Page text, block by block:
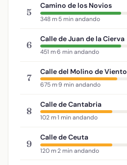
5
Camino de los Novios
348 m·5 min andando
6
Calle de Juan de la Cierva
451 m·6 min andando
7
Calle del Molino de Viento
675 m·9 min andando
8
Calle de Cantabria
102 m·1 min andando
9
Calle de Ceuta
120 m·2 min andando